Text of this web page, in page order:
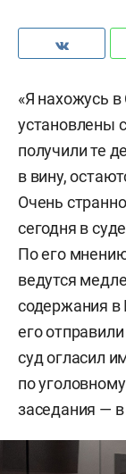
«Я нахожусь
установлены
получили те
в вину,
Очень
сегодня в
По его
ведутся
содержания
его
суд огласил
по
заседания —